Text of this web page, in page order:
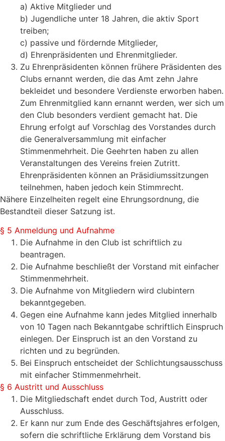
a) Aktive Mitglieder und
b) Jugendliche unter 18 Jahren, die aktiv Sport
treiben;
c) passive und fördernde Mitglieder,
d) Ehrenpräsidenten und Ehrenmitglieder.
Zu Ehrenpräsidenten können frühere Präsidenten des
Clubs ernannt werden, die das Amt zehn Jahre
bekleidet und besondere Verdienste erworben haben.
Zum Ehrenmitglied kann ernannt werden, wer sich um
den Club besonders verdient gemacht hat. Die
Ehrung erfolgt auf Vorschlag des Vorstandes durch
die Generalversammlung mit einfacher
Stimmenmehrheit. Die Geehrten haben zu allen
Veranstaltungen des Vereins freien Zutritt.
Ehrenpräsidenten können an Präsidiumssitzungen
teilnehmen, haben jedoch kein Stimmrecht.
Nähere Einzelheiten regelt eine Ehrungsordnung, die
Bestandteil dieser Satzung ist.
§ 5 Anmeldung und Aufnahme
Die Aufnahme in den Club ist schriftlich zu
beantragen.
Die Aufnahme beschließt der Vorstand mit einfacher
Stimmenmehrheit.
Die Aufnahme von Mitgliedern wird clubintern
bekanntgegeben.
Gegen eine Aufnahme kann jedes Mitglied innerhalb
von 10 Tagen nach Bekanntgabe schriftlich Einspruch
einlegen. Der Einspruch ist an den Vorstand zu
richten und zu begründen.
Bei Einspruch entscheidet der Schlichtungsausschuss
mit einfacher Stimmenmehrheit.
§ 6 Austritt und Ausschluss
Die Mitgliedschaft endet durch Tod, Austritt oder
Ausschluss.
Er kann nur zum Ende des Geschäftsjahres erfolgen,
sofern die schriftliche Erklärung dem Vorstand bis